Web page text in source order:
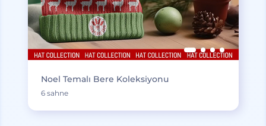
Noel Temalı Bere Koleksiyonu
6 sahne